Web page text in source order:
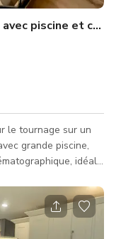
piscine et
le tournage sur un
grande piscine,
idéale
un rare mélange
naturels